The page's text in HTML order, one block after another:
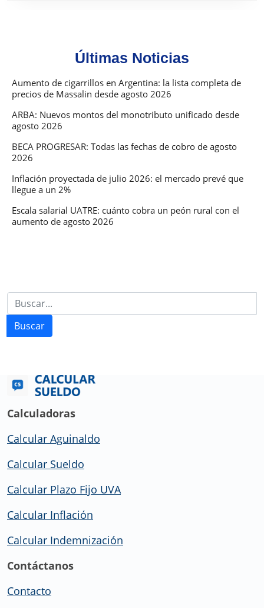
sueldos?
Últimas Noticias
Aumento de cigarrillos en Argentina: la lista completa de
precios de Massalin desde agosto 2026
ARBA: Nuevos montos del monotributo unificado desde
agosto 2026
BECA PROGRESAR: Todas las fechas de cobro de agosto
2026
Inflación proyectada de julio 2026: el mercado prevé que
llegue a un 2%
Escala salarial UATRE: cuánto cobra un peón rural con el
aumento de agosto 2026
Buscar
Calculadoras
Calcular Aguinaldo
Calcular Sueldo
Calcular Plazo Fijo UVA
Calcular Inflación
Calcular Indemnización
Contáctanos
Contacto